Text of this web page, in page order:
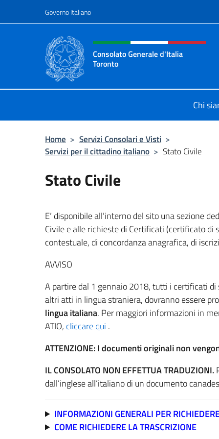
Governo Italiano
Intestazione sito, social e
Consolato Generale d'Italia
Toronto
Chi
Home > Servizi Consolari e Visti >
Servizi per il cittadino italiano > Stato Civile
Stato Civile
E’ disponibile all’interno del sito una sezione
Civile e alle richieste di Certificati (certificato
contestuale, di concordanza anagrafica, di
AVVISO
A partire dal 1 gennaio 2018, tutti i certificati
altri atti in lingua straniera, dovranno essere
lingua italiana. Per maggiori informazioni in
ATIO, cliccare qui .
ATTENZIONE: I documenti originali non
IL CONSOLATO NON EFFETTUA TRADUZIONI.
dall’inglese all’italiano di un documento
INFORMAZIONI GENERALI PER
COME RICHIEDERE LA TRASCRIZIONE